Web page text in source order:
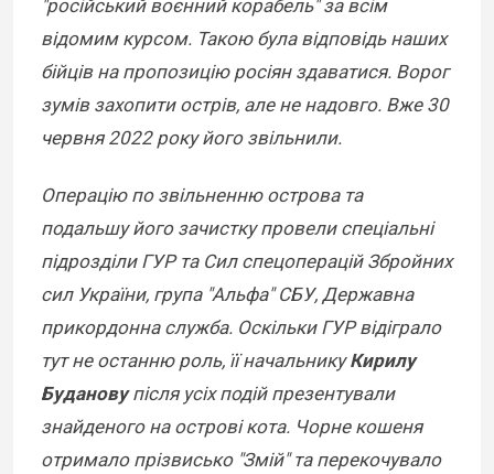
"російський воєнний корабель" за всім
відомим курсом. Такою була відповідь наших
бійців на пропозицію росіян здаватися. Ворог
зумів захопити острів, але не надовго. Вже 30
червня 2022 року його звільнили.
Операцію по звільненню острова та
подальшу його зачистку провели спеціальні
підрозділи ГУР та Сил спецоперацій Збройних
сил України, група "Альфа" СБУ, Державна
прикордонна служба. Оскільки ГУР відіграло
тут не останню роль, її начальникуКирилу
Будановупісля усіх подій презентували
знайденого на острові кота. Чорне кошеня
отримало прізвисько "Змій" та перекочувало